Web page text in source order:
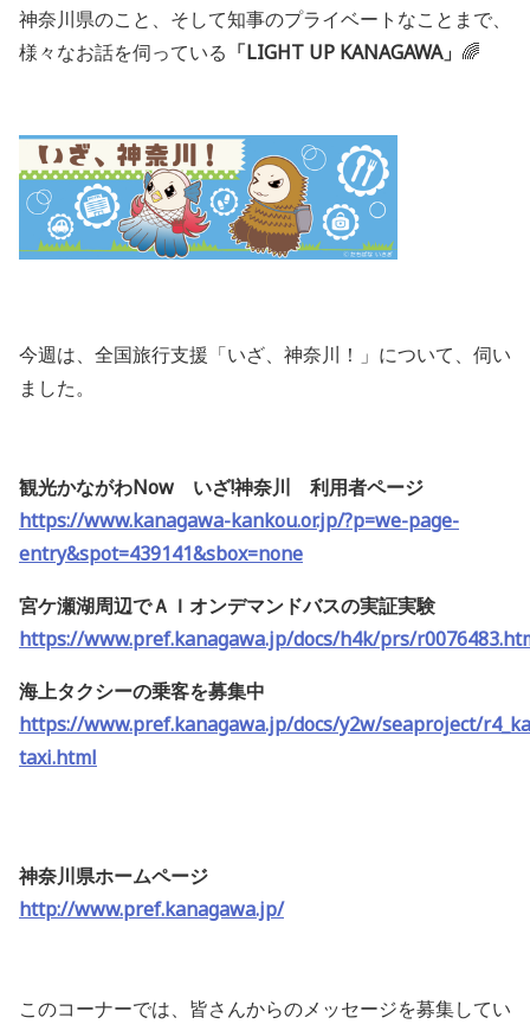
神奈川県のこと、そして知事のプライベートなことまで、
様々なお話を伺っている 「LIGHT UP KANAGAWA」 🌈
今週は、 全国旅行支援「いざ、神奈川！」について、伺い
ました。
観光かながわNow いざ!神奈川 利用者ページ
https://www.kanagawa-kankou.or.jp/?p=we-page-
entry&spot=439141&sbox=none
宮ケ瀬湖周辺でＡＩオンデマンドバスの実証実験
https://www.pref.kanagawa.jp/docs/h4k/prs/
海上タクシーの乗客を募集中
https://www.pref.kanagawa.jp/docs/y2w/seaproject/
taxi.html
神奈川県ホームページ
http://www.pref.kanagawa.jp/
このコーナーでは、皆さんからのメッセージを募集してい